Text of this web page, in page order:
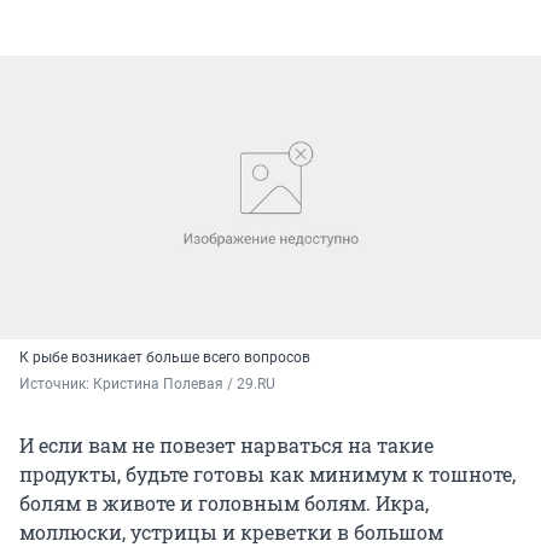
К рыбе возникает больше всего вопросов
Источник: Кристина Полевая / 29.RU
И если вам не повезет нарваться на такие
продукты, будьте готовы как минимум к тошноте,
болям в животе и головным болям. Икра,
моллюски, устрицы и креветки в большом